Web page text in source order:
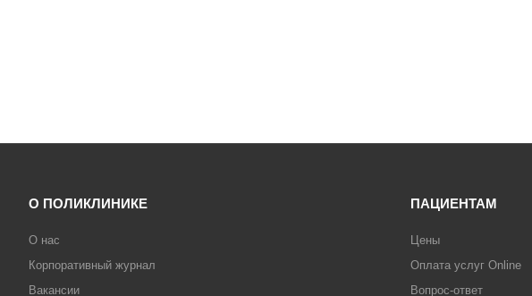
О ПОЛИКЛИНИКЕ
О нас
Корпоративный журнал
Вакансии
ПАЦИЕНТАМ
Цены
Оплата услуг Online
Вопрос-ответ